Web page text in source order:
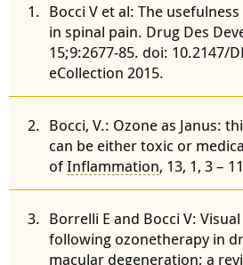
Bocci V et al: The
in spinal pain. Drug Des
15;9:2677-85. doi: 10.2147/
eCollection 2015.
Bocci, V.: Ozone as Janus:
can be either toxic or
ofInflammation, 13, 1, 3 –
Borrelli E and Bocci V:
following ozonetherapy in
macular degeneration; a